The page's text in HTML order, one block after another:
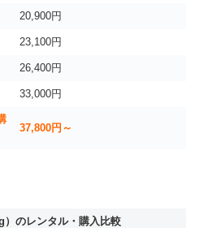
20,900円
23,100円
26,400円
33,000円
37,800円～
）のレンタル・購入比較